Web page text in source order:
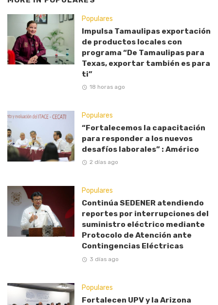
Populares
Impulsa Tamaulipas exportación
de productos locales con
programa “De Tamaulipas para
Texas, exportar también es para
ti”
18 horas ago
Populares
“Fortalecemos la capacitación
para responder a los nuevos
desafíos laborales” : Américo
2 días ago
Populares
Continúa SEDENER atendiendo
reportes por interrupciones del
suministro eléctrico mediante
Protocolo de Atención ante
Contingencias Eléctricas
3 días ago
Populares
Fortalecen UPV y la Arizona